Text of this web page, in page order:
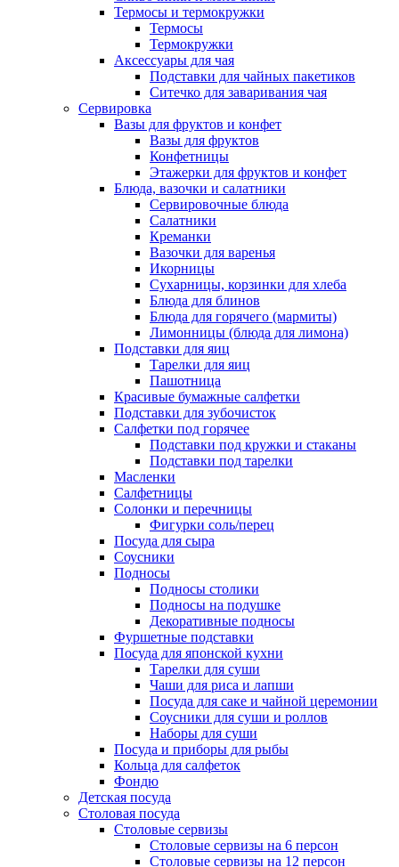
Термосы и термокружки
Термосы
Термокружки
Аксессуары для чая
Подставки для чайных пакетиков
Ситечко для заваривания чая
Сервировка
Вазы для фруктов и конфет
Вазы для фруктов
Конфетницы
Этажерки для фруктов и конфет
Блюда, вазочки и салатники
Сервировочные блюда
Салатники
Креманки
Вазочки для варенья
Икорницы
Сухарницы, корзинки для хлеба
Блюда для блинов
Блюда для горячего (мармиты)
Лимонницы (блюда для лимона)
Подставки для яиц
Тарелки для яиц
Пашотница
Красивые бумажные салфетки
Подставки для зубочисток
Салфетки под горячее
Подставки под кружки и стаканы
Подставки под тарелки
Масленки
Салфетницы
Солонки и перечницы
Фигурки соль/перец
Посуда для сыра
Соусники
Подносы
Подносы столики
Подносы на подушке
Декоративные подносы
Фуршетные подставки
Посуда для японской кухни
Тарелки для суши
Чаши для риса и лапши
Посуда для саке и чайной церемонии
Соусники для суши и роллов
Наборы для суши
Посуда и приборы для рыбы
Кольца для салфеток
Фондю
Детская посуда
Столовая посуда
Столовые сервизы
Столовые сервизы на 6 персон
Столовые сервизы на 12 персон